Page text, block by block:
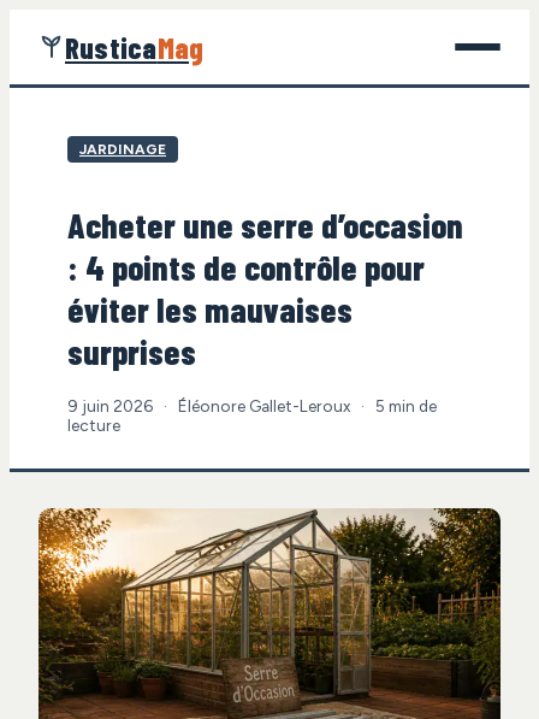
RusticaMag
Jardinage
Maison
Écologie
Gastronomie
JARDINAGE
Acheter une serre d’occasion
: 4 points de contrôle pour
éviter les mauvaises
surprises
9 juin 2026 · Éléonore Gallet-Leroux ·
5 min de
lecture